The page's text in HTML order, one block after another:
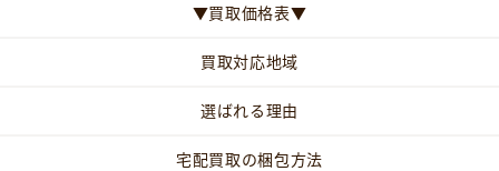
▼買取価格表▼
買取対応地域
選ばれる理由
宅配買取の梱包方法